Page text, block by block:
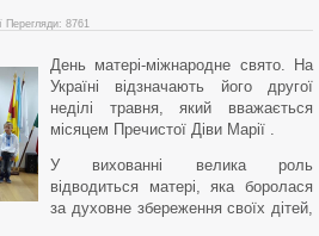
Перегляди: 8761
День матері-міжнародне свято. На
Україні відзначають його другої
неділі травня, який вважається
місяцем Пречистої Діви Марії .
У вихованні велика роль
відводиться матері, яка боролася
за духовне збереження своїх дітей,